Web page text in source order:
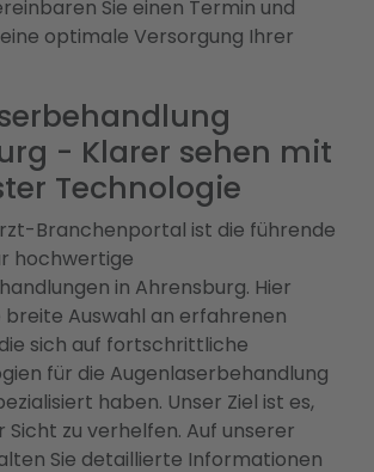
Sie einen Termin und
optimale Versorgung Ihrer
- Klarer sehen mit
Technologie
Branchenportal ist die führende
hochwertige
in Ahrensburg. Hier
breite Auswahl an erfahrenen
sich auf fortschrittliche
für die Augenlaserbehandlung
haben. Unser Ziel ist es,
Sicht zu verhelfen. Auf unserer
Sie detaillierte Informationen